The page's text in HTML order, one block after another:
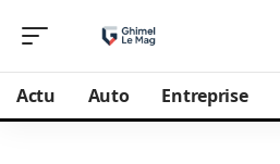
Actu Auto Entreprise